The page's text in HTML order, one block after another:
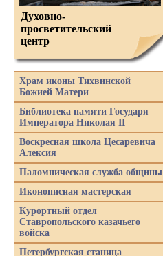
Духовно-
просветительский
центр
Храм иконы Тихвинской
Божией Матери
Библиотека памяти Государя
Императора Николая II
Воскресная школа Цесаревича
Алексия
Паломническая служба общины
Иконописная мастерская
Курортный отдел
Ставропольского казачьего
войска
Петербургская станица